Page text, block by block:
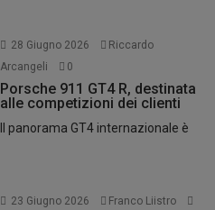
28 Giugno 2026
Riccardo
Arcangeli
0
Porsche 911 GT4 R, destinata
alle competizioni dei clienti
Il panorama GT4 internazionale è
23 Giugno 2026
Franco Liistro